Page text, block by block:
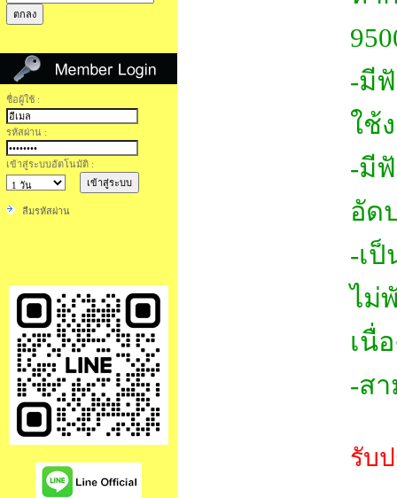
ชื่อผู้ใช้ :
รหัสผ่าน :
เข้าสู่ระบบอัตโนมัติ :
ลืมรหัสผ่าน
-มี
ใช้
-มี
อัด
-เ
ไม่
เนื่
-ส
รับ